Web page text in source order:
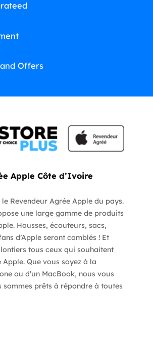
Offers
Apple Côte d’Ivoire
Revendeur Agrée Apple du pays.
une large gamme de produits
Housses, écouteurs, sacs,
d’Apple seront comblés ! Et
tous ceux qui souhaitent
Que vous soyez à la
ou d’un MacBook, nous vous
sommes prêts à répondre à toutes